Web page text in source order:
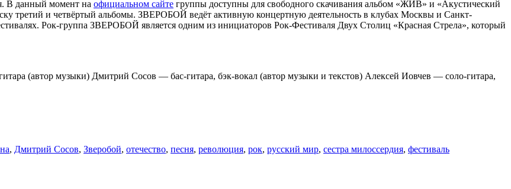
В данный момент на официальном сайте группы доступны для свободного скачивания альбом «ЖИВ» и «Акустический
третий и четвёртый альбомы. ЗВЕРОБОЙ ведёт активную концертную деятельность в клубах Москвы и Санкт-
Рок-группа ЗВЕРОБОЙ является одним из инициаторов Рок-Фестиваля Двух Столиц «Красная Стрела», который
(автор музыки) Дмитрий Сосов — бас-гитара, бэк-вокал (автор музыки и текстов) Алексей Иовчев — соло-гитара,
, Дмитрий Сосов, Зверобой, отечество, песня, революция, рок, русский мир, сестра милоссердия, фестиваль